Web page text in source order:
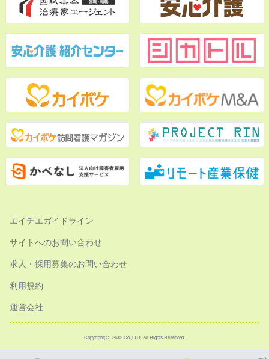
エイチエガイドライン
サイトへのお問い合わせ
求人・採用募集のお問い合わせ
利用規約
運営会社
Copyright(C) SMS Co.,LTD. All Rights Reserved.